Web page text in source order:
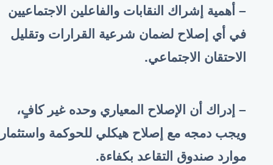
– أهمية إشراك النقابات والفاعلين الاجتماعيين
في أي إصلاح لضمان شرعية القرارات وتقليل
الاحتقان الاجتماعي.
– إدراك أن الإصلاح المعياري وحده غير كافٍ،
ويجب دمجه مع إصلاح هيكلي للحوكمة واستثمار
موارد صندوق التقاعد بكفاءة.